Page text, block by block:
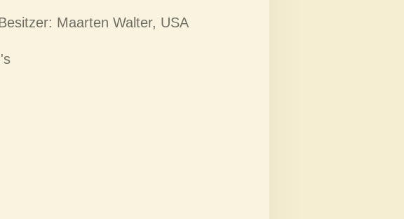
Maarten Walter, USA